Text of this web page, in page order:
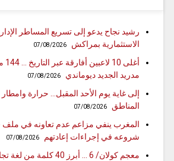
رشيد نجاح يدعو إلى تسريع المساطر
الاستثمارية بمراكش
07/08/2026
مدريد الجديد ديوماندي
07/08/2026
إلى غاية يوم الأحد المقبل… حرارة
المناطق
07/08/2026
المغرب ينفي مزاعم عدم تعاونه في ملف
شروعه في إجراءات إعادتهم
07/08/2026
معجم كولان/ 6 … أبرز 40